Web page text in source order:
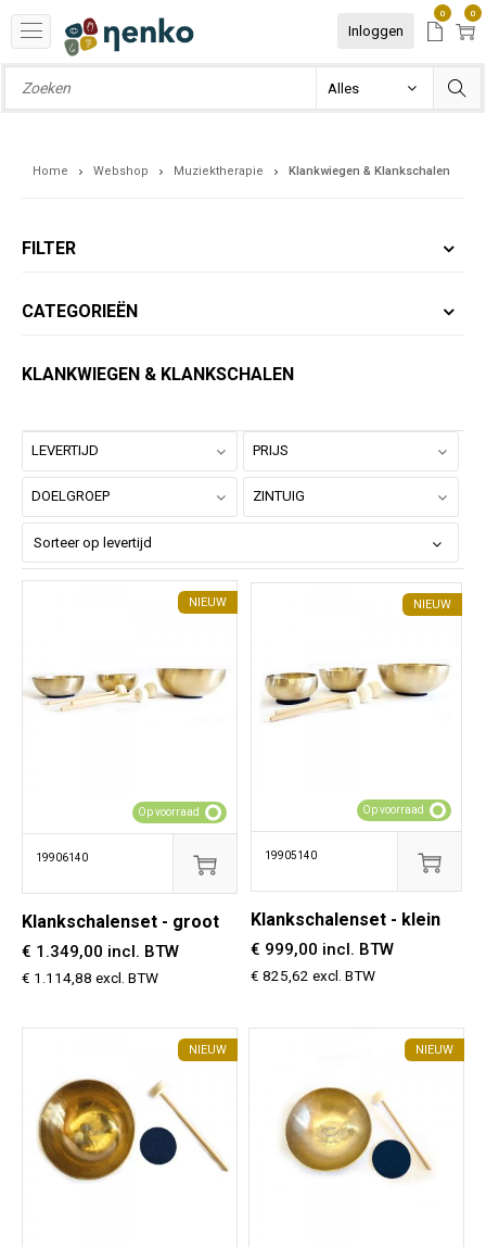
Inloggen
0 0
Home Webshop Muziektherapie Klankwiegen & Klankschalen
FILTER
CATEGORIEËN
KLANKWIEGEN & KLANKSCHALEN
LEVERTIJD PRIJS
DOELGROEP ZINTUIG
NIEUW
19906140
Op voorraad
Klankschalenset - groot
€ 1.349,00 incl. BTW
€ 1.114,88 excl. BTW
NIEUW
19905140
Op voorraad
Klankschalenset - klein
€ 999,00 incl. BTW
€ 825,62 excl. BTW
NIEUW NIEUW